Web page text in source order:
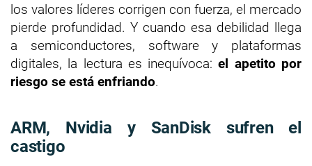
los valores líderes corrigen con fuerza, el mercado
pierde profundidad. Y cuando esa debilidad llega
a semiconductores, software y plataformas
digitales, la lectura es inequívoca:el apetito por
riesgo se está enfriando.
ARM, Nvidia y SanDisk sufren el
castigo